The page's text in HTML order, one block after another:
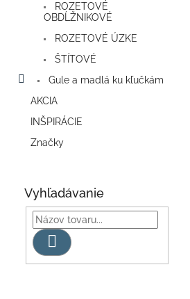
ROZETOVÉ
OBDĹŽNIKOVÉ
ROZETOVÉ ÚZKE
ŠTÍTOVÉ
Gule a madlá ku kľučkám
AKCIA
INŠPIRÁCIE
Značky
Vyhľadávanie
Hľadať